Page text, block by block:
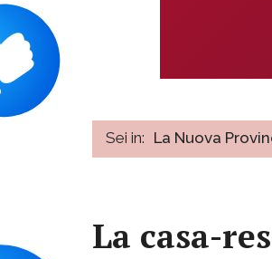
Sei in: La Nuova
La casa-